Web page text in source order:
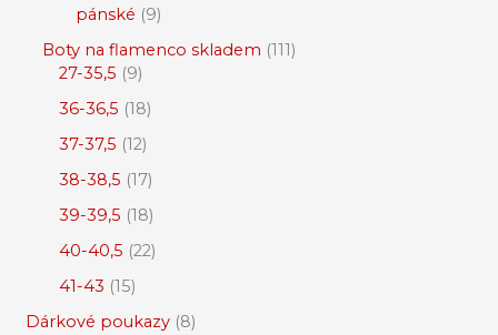
pánské 9
Boty na flamenco skladem 111
27-35,5 9
36-36,5 18
37-37,5 12
38-38,5 17
39-39,5 18
40-40,5 22
41-43 15
Dárkové poukazy 8